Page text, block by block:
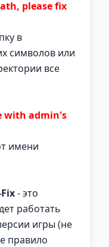
please fix
в
символов или
все
with admin's
имени
- это
работать
игры (не
правило